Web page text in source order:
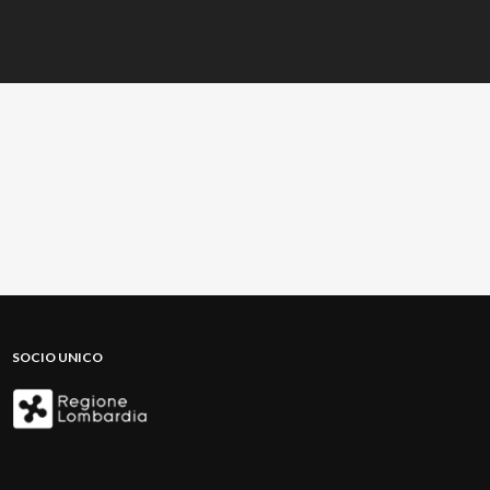
SOCIO UNICO